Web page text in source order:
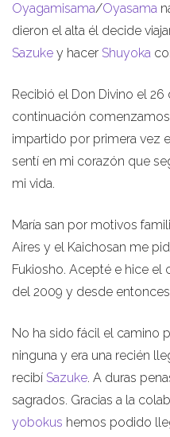
Oyagamisama/Oyasama
dieron el alta él decide
Sazuke y hacer Shuyoka
Recibió el Don Divino el
continuación
impartido por primera vez
sentí en mi corazón que
mi vida.
María san por motivos
Aires y el Kaichosan me
Fukiosho. Acepté e hice el
del 2009 y desde
No ha sido fácil el camino
ninguna y era una recién
recibí Sazuke. A duras
sagrados. Gracias a la
yobokus hemos podido